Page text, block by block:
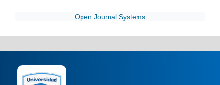
Open Journal Systems